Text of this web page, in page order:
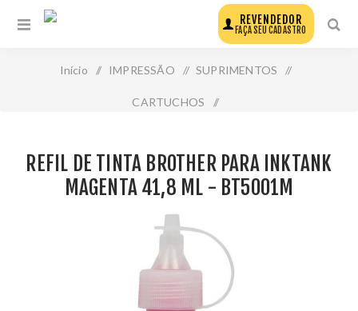
REVENDEDOR
FAÇA SEU CADASTRO
Início / IMPRESSÃO / SUPRIMENTOS /
CARTUCHOS /
Bt5001m
REFIL DE TINTA BROTHER PARA INKTANK
MAGENTA 41,8 ML - BT5001M